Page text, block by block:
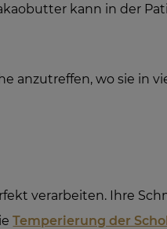
kann in der
anzutreffen, wo sie in
verarbeiten. Ihre
Temperierung der